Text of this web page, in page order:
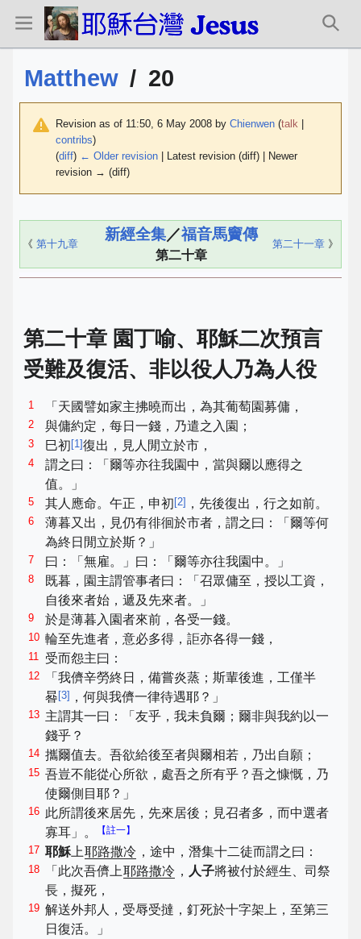
Matthew / 20
Revision as of 11:50, 6 May 2008 by Chienwen (talk
contribs)
(diff) ← Older revision | Latest revision (diff) | Newer
revision → (diff)
《 第十九章
新經全集／福音馬竇傳
第二十章
第二十一章 》
第二十章 園丁喻、耶穌二次預言
受難及復活、非以役人乃為人役
1 「天國譬如家主拂曉而出，為其葡萄園募傭，
2 與傭約定，每日一錢，乃遣之入園；
3 巳初 [1]復出，見人閒立於市，
4
謂之曰：「爾等亦往我園中，當與爾以應得之
值。」
5 其人應命。午正，申初 [2] ，先後復出，行之如前。
6
薄暮又出，見仍有徘徊於市者，謂之曰：「爾等何
為終日閒立於斯？」
7 曰：「無雇。」曰：「爾等亦往我園中。」
8
既暮，園主謂管事者曰：「召眾傭至，授以工資，
自後來者始，遞及先來者。」
9 於是薄暮入園者來前，各受一錢。
10 輪至先進者，意必多得，詎亦各得一錢，
11 受而怨主曰：
12
「我儕辛勞終日，備嘗炎蒸；斯輩後進，工僅半
晷 [3] ，何與我儕一律待遇耶？」
13 主謂其一曰：「友乎，我未負爾；爾非與我約以一
錢乎？
14 攜爾值去。吾欲給後至者與爾相若，乃出自願；
15 吾豈不能從心所欲，處吾之所有乎？吾之慷慨，乃
使爾側目耶？」
16 此所謂後來居先，先來居後；見召者多，而中選者
寡耳」。
【註一】
17 耶穌上耶路撒冷 ，途中，潛集十二徒而謂之曰：
18 「此次吾儕上耶路撒冷 ， 人子將被付於經生、司祭
長，擬死，
19 解送外邦人，受辱受撻，釘死於十字架上，至第三
日復活。」